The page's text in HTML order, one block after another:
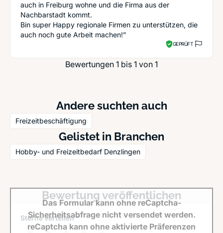
auch in Freiburg wohne und die Firma aus der
Nachbarstadt kommt.
Bin super Happy regionale Firmen zu unterstützen, die
auch noch gute Arbeit machen!”
GEPRÜFT
Bewertungen 1 bis 1 von 1
Andere suchten auch
Freizeitbeschäftigung
Gelistet in Branchen
Hobby- und Freizeitbedarf Denzlingen
Bewertung veröffentlichen
Sterne verteilen *
Das Formular kann ohne reCaptcha-
Sicherheitsabfrage nicht versendet werden.
reCaptcha kann ohne aktivierte Präferenzen